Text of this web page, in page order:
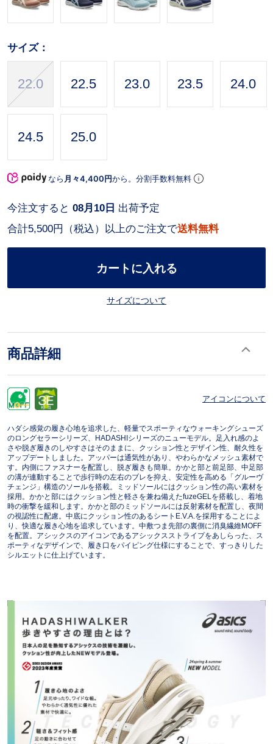
サイズ：
22.0 22.5 23.0 23.5 24.0
24.5 25.0
なら 月々4,400円から。分割手数料無料
合計5,500円（税込）以上のご注文で送料無料
今注文すると 08月10日 出荷予定
カートに入れる
サイズについて
商品詳細
アイコンについて
ハダシ感覚の履き心地を追求した、軽量でスポーティなウォーキングシューズ
のロングセラーシリーズ、HADASHIシリーズのニューモデル。足入れ感のよ
さや脱ぎ履きのしやすさはそのままに、クッション性とデザイン性、耐久性を
アップデートしました。アッパーは通気性があり、やわらかなメッシュ素材で
す。内側にファスナーを配置し、脱ぎ履きも簡単。かかと部と前足部、中足部
の溝が連動することで歩行時の左右のブレを抑え、安定性を高める「グルーヴ
チェンジ」構造のソールを搭載。ミッドソールにはクッション性の高い素材を
採用。かかと部にはクッション性と軽さを兼ね備えたfuzeGELを搭載し、着地
時の衝撃を緩和します。かかと部のミッドソールには反射素材を配置し、夜間
の視認性に配慮。中底にクッション性のあるシートE.V.A.を採用することによ
り、快適な履き心地を追求しています。中敷つま先部の裏側に消臭繊維MOFF
を配置。アシックスのアイコンであるアシックスストライプをあしらった、ス
ポーティなデザインで、履き口をパイピング仕様にすることで、すっきりした
シルエットに仕上げています。